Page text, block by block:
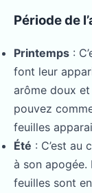
Période de
Printemps :
font leur
arôme doux
pouvez
feuilles
Été : C’est au
à son
feuilles sont